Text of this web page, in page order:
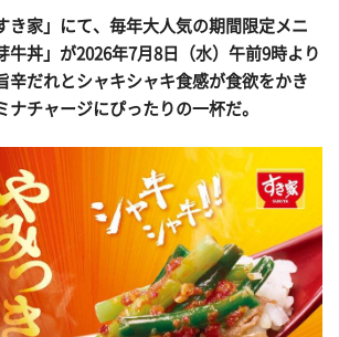
き家」にて、毎年大人気の期間限定メニ
牛丼」が2026年7月8日（水）午前9時より
辛だれとシャキシャキ食感が食欲をかき
ナチャージにぴったりの一杯だ。